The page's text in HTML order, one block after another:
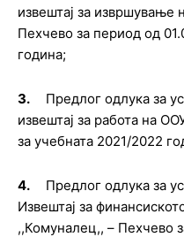
извештај за извршување
Пехчево за период од
година;
3. Предлог одлука за
извештај за работа на
за учебната 2021/2022
4. Предлог одлука за
Извештај за
,,Комуналец,, – Пехчево